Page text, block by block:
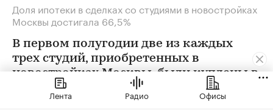
Доля ипотеки в сделках со студиями в новостройках
Москвы достигала 66,5%
В первом полугодии две из каждых
трех студий, приобретенных в
новостройках Москвы, были куплены в
ипотеку. В сегменте трешек ипотечных
сделок менее половины, а среди
Лента Радио Офисы